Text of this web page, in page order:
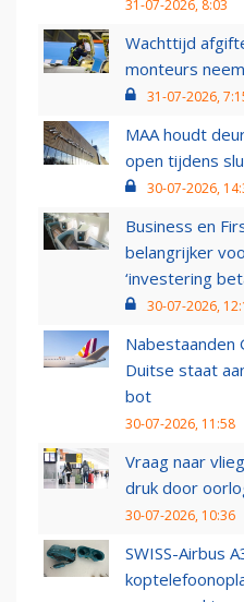
31-07-2026, 8:03
Wachttijd
monteurs
31-07-2026,
MAA houdt
open tijdens
30-07-2026,
Business en
belangrijker
‘investering
30-07-2026,
Nabestaanden
Duitse staat
bot
30-07-2026, 11:58
Vraag naar
druk door
30-07-2026, 10:36
SWISS-Airbus